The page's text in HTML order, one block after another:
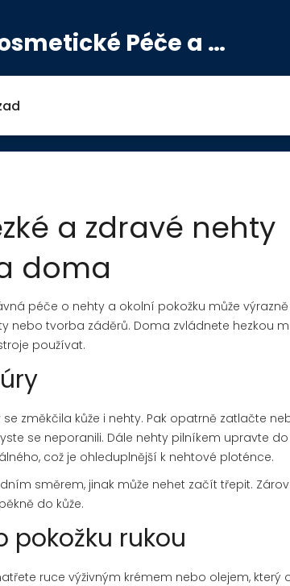
Kosmetické Péče a Výživové Doplňky
a zdravé nehty
doma
péče o nehty a okolní pokožku může výrazně
tvorba záděrů. Doma zvládnete hezkou
používat.
změkčila kůže i nehty. Pak opatrně zatlačte
se neporanili. Dále nehty pilníkem upravte do
což je ohleduplnější k nehtové ploténce.
směrem, jinak může nehet začít třepit.
do kůže.
pokožku rukou
ruce výživným krémem nebo olejem, který